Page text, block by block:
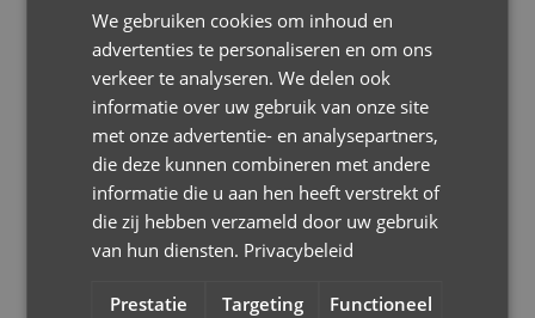
HOE HET WERKT
In drie stappen naar
zorgeloos ICT-beheer
We gebruiken cookies om inhoud en
advertenties te personaliseren en om ons
verkeer te analyseren. We delen ook
informatie over uw gebruik van onze site
met onze advertentie- en analysepartners,
die deze kunnen combineren met andere
informatie die u aan hen heeft verstrekt of
die zij hebben verzameld door uw gebruik
van hun diensten. Privacybeleid
Prestatie Targeting Functioneel